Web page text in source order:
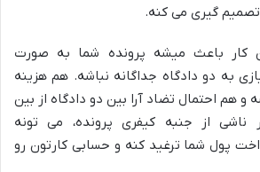
گیری می کنه.
کار باعث میشه پرونده شما به صورت
به دو دادگاه جداگانه نباشه. هم هزینه
هم احتمال تضاد آرا بین دو دادگاه از بین
ناشی از جنبه کیفری پرونده، می تونه
پول شما ترغید کنه و حسابی کارتون رو